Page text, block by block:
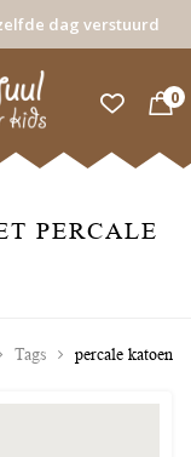
dag verstuurd
0
PERCALE
Tags percale katoen